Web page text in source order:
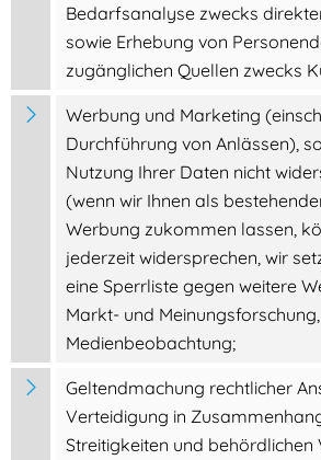
Bedarfsanalyse zwecks
sowie Erhebung von
zugänglichen Quellen zwecks
Werbung und Marketing
Durchführung von Anlässen),
Nutzung Ihrer Daten nicht
(wenn wir Ihnen als
Werbung zukommen lassen,
jederzeit widersprechen, wir
eine Sperrliste gegen weitere
Markt- und Meinungsforschung,
Medienbeobachtung;
Geltendmachung rechtlicher
Verteidigung in
Streitigkeiten und behördlichen